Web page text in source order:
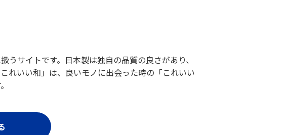
うサイトです。日本製は独自の品質の良さがあり、
れいい和」は、良いモノに出会った時の「これいい